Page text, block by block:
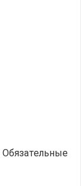
Обязательные